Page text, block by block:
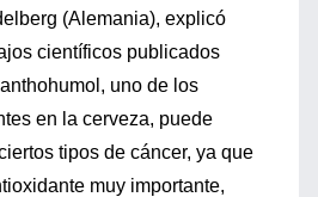
(Alemania), explicó
científicos publicados
uno de los
en la cerveza, puede
tipos de cáncer, ya que
muy importante,